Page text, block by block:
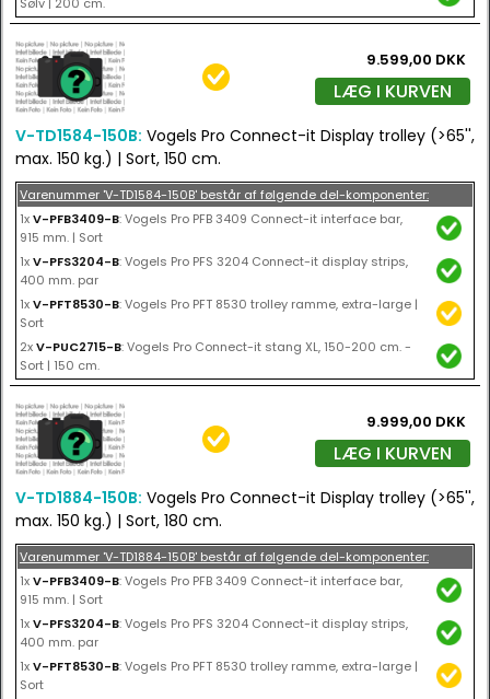
9.599,00 DKK
LÆG I KURVEN
V-TD1584-150B: Vogels Pro Connect-it Display trolley (>65'',
max. 150 kg.) | Sort, 150 cm.
Varenummer 'V-TD1584-150B' består af følgende del-komponenter:
1xV-PFB3409-B: Vogels Pro PFB 3409 Connect-it interface bar,
915 mm. | Sort
1xV-PFS3204-B: Vogels Pro PFS 3204 Connect-it display strips,
400 mm. par
1xV-PFT8530-B: Vogels Pro PFT 8530 trolley ramme, extra-large |
Sort
2xV-PUC2715-B: Vogels Pro Connect-it stang XL, 150-200 cm. -
Sort | 150 cm.
9.999,00 DKK
LÆG I KURVEN
V-TD1884-150B: Vogels Pro Connect-it Display trolley (>65'',
max. 150 kg.) | Sort, 180 cm.
Varenummer 'V-TD1884-150B' består af følgende del-komponenter:
1xV-PFB3409-B: Vogels Pro PFB 3409 Connect-it interface bar,
915 mm. | Sort
1xV-PFS3204-B: Vogels Pro PFS 3204 Connect-it display strips,
400 mm. par
1xV-PFT8530-B: Vogels Pro PFT 8530 trolley ramme, extra-large |
Sort